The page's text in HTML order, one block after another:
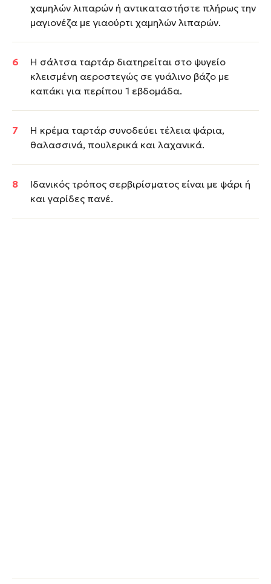
χαμηλών λιπαρών ή αντικαταστήστε πλήρως την
μαγιονέζα με γιαούρτι χαμηλών λιπαρών.
Η σάλτσα ταρτάρ διατηρείται στο ψυγείο
κλεισμένη αεροστεγώς σε γυάλινο βάζο με
καπάκι για περίπου 1 εβδομάδα.
Η κρέμα ταρτάρ συνοδεύει τέλεια ψάρια,
θαλασσινά, πουλερικά και λαχανικά.
Ιδανικός τρόπος σερβιρίσματος είναι με ψάρι ή
και γαρίδες πανέ.